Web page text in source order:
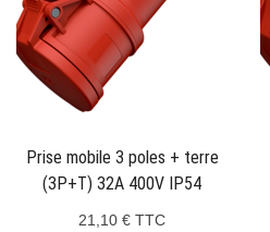
Prise mobile 3 poles + terre
(3P+T) 32A 400V IP54
21,10 € TTC